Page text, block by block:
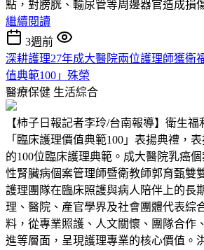
點，對膀胱、輸尿管等周邊器官造成損
繼續閱讀
3週前
深耕護理27年成大醫院兩位護理師獲衛
值典範100」殊榮
醫療保健 生活綜合
【柿子日報記者李玲/台南報導】衛生
「臨床護理價值典範100」表揚典禮，
的100位臨床護理典範。成大醫院乳癌
性腎臟病個案管理師暨衛教師郭育甄雙
護理團隊在臨床照護與病人陪伴上的長
理、醫院、產官學界及社會團體代表綜
料，從專業照護、人文關懷、團隊合作
進等層面，呈現護理專業的核心價值。